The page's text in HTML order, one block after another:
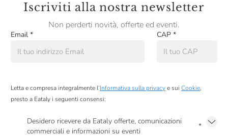
ragazzi, visita la nostra categoriaCorsi per bambini.
Eataly, o se siete già soci mostrando la tessera, riceverete
Iscriviti alla nostra newsletter
Non perderti novità, offerte ed eventi.
Email * CAP *
Letta e compresa integralmente l’Informativa sulla privacye sui Cookie,
presto a Eataly i seguenti consensi:
Desidero ricevere da Eataly offerte, comunicazioni
commerciali e informazioni su eventi
*